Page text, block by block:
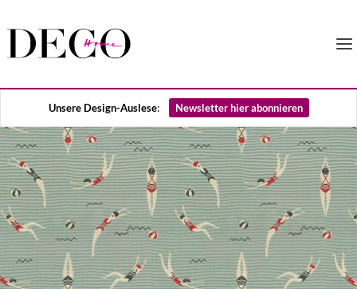
Unsere Design-Auslese: Newsletter hier abonnieren